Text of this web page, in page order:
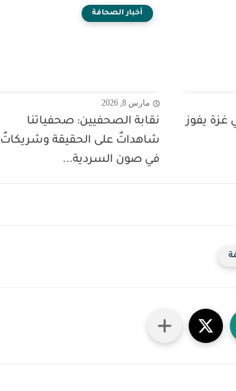
غزة يفوز
أخبار الصحافة
مارس 8, 2026
نقابة الصحفيين: صحفياتنا
شاهداتٌ على الحقيقة وشريكاتٌ
في صون السردية...